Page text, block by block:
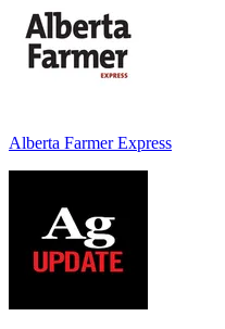
Alberta Farmer Express